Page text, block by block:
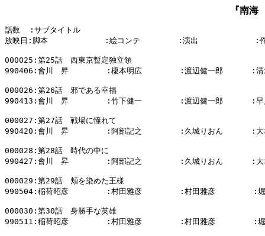
『南
話数  :サブタイトル
放映日:脚本            :絵コンテ        :演出            :作
000025:第25話　西東京暫定独立領
990406:會川　昇        :榎本明広        :渡辺健一郎      :清
000026:第26話　邪である幸福
990413:會川　昇        :竹下健一        :渡辺健一郎      :早
000027:第27話　戦場に憧れて
990420:會川　昇        :阿部記之        :久城りおん      :大
000028:第28話　時代の中に
990427:會川　昇        :阿部記之        :久城りおん      :大
000029:第29話　頬を染めた王様
990504:稲荷昭彦        :村田雅彦        :村田雅彦        :堀
000030:第30話　身勝手な英雄
990511:稲荷昭彦        :村田雅彦        :村田雅彦        :堀